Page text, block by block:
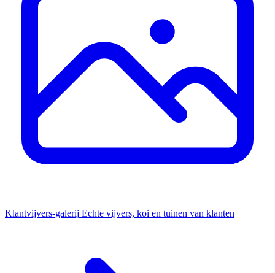
Klantvijvers-galerij Echte vijvers, koi en tuinen van klanten